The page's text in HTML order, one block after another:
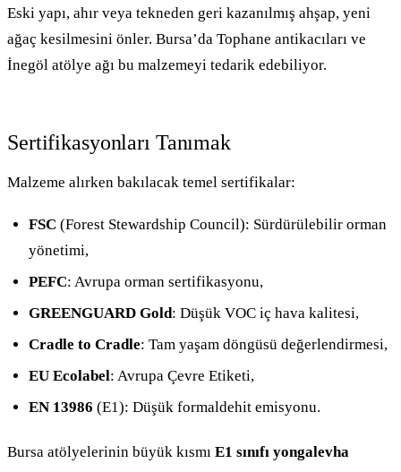
Eski yapı, ahır veya tekneden geri kazanılmış ahşap, yeni
ağaç kesilmesini önler. Bursa’da Tophane antikacıları ve
İnegöl atölye ağı bu malzemeyi tedarik edebiliyor.
Sertifikasyonları Tanımak
Malzeme alırken bakılacak temel sertifikalar:
FSC (Forest Stewardship Council): Sürdürülebilir orman
yönetimi,
PEFC: Avrupa orman sertifikasyonu,
GREENGUARD Gold: Düşük VOC iç hava kalitesi,
Cradle to Cradle: Tam yaşam döngüsü değerlendirmesi,
EU Ecolabel: Avrupa Çevre Etiketi,
EN 13986 (E1): Düşük formaldehit emisyonu.
Bursa atölyelerinin büyük kısmı E1 sınıfı yongalevha